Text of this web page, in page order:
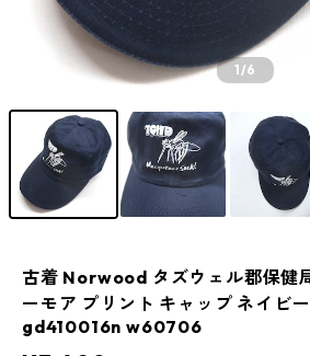
1/6
古着 Norwood タズウェル郡保健
ーモア プリント キャップ ネイビ
gd410016n w60706